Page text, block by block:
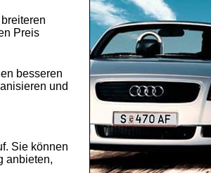
Preis
besseren
und
Sie können
anbieten,